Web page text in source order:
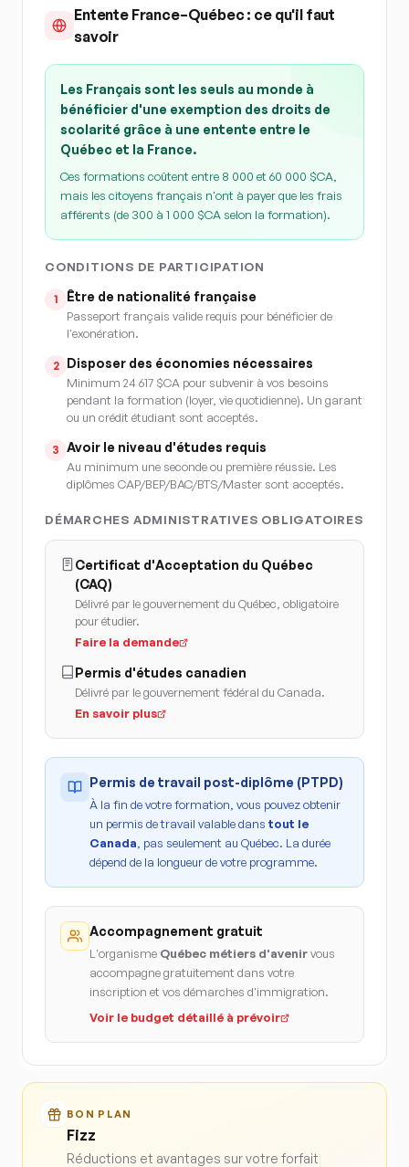
Entente France–Québec : ce qu'il faut
savoir
Les Français sont les seuls au monde à
bénéficier d'une exemption des droits de
scolarité grâce à une entente entre le
Québec et la France.
Ces formations coûtent entre 8 000 et 60 000 $CA,
mais les citoyens français n'ont à payer que les frais
afférents (de 300 à 1 000 $CA selon la formation).
CONDITIONS DE PARTICIPATION
1 Être de nationalité française
Passeport français valide requis pour bénéficier de
l'exonération.
2 Disposer des économies nécessaires
Minimum 24 617 $CA pour subvenir à vos besoins
pendant la formation (loyer, vie quotidienne). Un garant
ou un crédit étudiant sont acceptés.
3 Avoir le niveau d'études requis
Au minimum une seconde ou première réussie. Les
diplômes CAP/BEP/BAC/BTS/Master sont acceptés.
DÉMARCHES ADMINISTRATIVES OBLIGATOIRES
Certificat d'Acceptation du Québec
(CAQ)
Délivré par le gouvernement du Québec, obligatoire
pour étudier.
Faire la demande
Permis d'études canadien
Délivré par le gouvernement fédéral du Canada.
En savoir plus
Permis de travail post-diplôme (PTPD)
À la fin de votre formation, vous pouvez obtenir
un permis de travail valable dans tout le
Canada , pas seulement au Québec. La durée
dépend de la longueur de votre programme.
Accompagnement gratuit
L'organisme Québec métiers d'avenirvous
accompagne gratuitement dans votre
inscription et vos démarches d'immigration.
Voir le budget détaillé à prévoir
BON PLAN
Fizz
Réductions et avantages sur votre forfait